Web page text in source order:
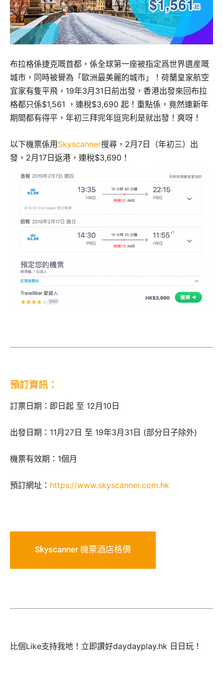
布拉格係捷克嘅首都，係全球第一座被指定爲世界遺産嘅
城市，同時被譽為「歐洲最美麗的城市」！荷蘭皇家航空
宜家有隻平飛，19年3月31日前出發，香港出發來回布拉
格都只係$1,561 ，連稅$3,690 起！重點係，竟然連新年
期間都有得平，年初三拜完年逗完利是就出發！爽呀！
以下機票係用 Skyscanner搜尋，2月7日（年初三）出
發，2月17日返港，連稅$3,690！
預訂資訊：
訂票日期：即日起 至 12月10日
出發日期：11月27日 至 19年3月31日 (部分日子除外)
機票有效期：1個月
預訂網址： https://www.skyscanner.com.hk
Skyscanner 機票酒店格價
比個Like支持我地！立即讚好daydayplay.hk 日日玩！